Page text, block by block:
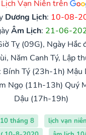
Vạn Niên trên
Dương Lịch: 10-08-
Âm Lịch: 21-06-
Tỵ (09G), Ngày Hắc
Năm Canh Tý, Lập
: Bính Tý (23h-1h) Mậu
Ngọ (11h-13h) Quý
Dậu (17h-19h)
tháng 8
lịch vạn